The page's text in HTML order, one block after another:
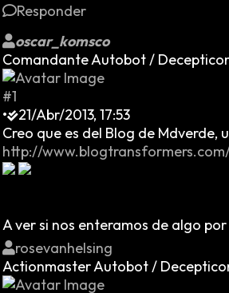
Responder
oscar_komsco
Comandante Autobot /
#1
•
21/Abr/2013, 17:53
Creo que es del Blog de Mdverde,
http://
A ver si nos enteramos de algo
rosevanhelsing
Actionmaster Autobot /